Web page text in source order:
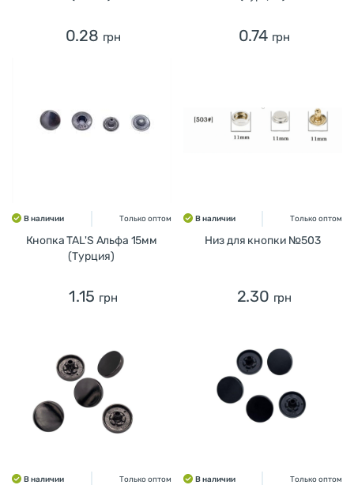
0.28 грн 0.74 грн
В наличии Только оптом
Кнопка TAL'S Альфа 15мм
(Турция)
1.15 грн
В наличии Только оптом
Низ для кнопки №503
2.30 грн
В наличии Только оптом В наличии Только оптом